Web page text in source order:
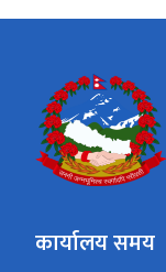
कार्यालय समय